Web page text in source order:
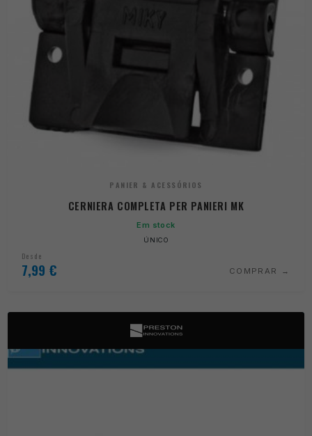
PANIER & ACESSÓRIOS
CERNIERA COMPLETA PER PANIERI MK
Em stock
ÚNICO
Desde
7,99 € COMPRAR